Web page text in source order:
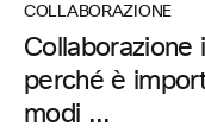
COLLABORAZIONE
Collaborazione
perché è
modi ...